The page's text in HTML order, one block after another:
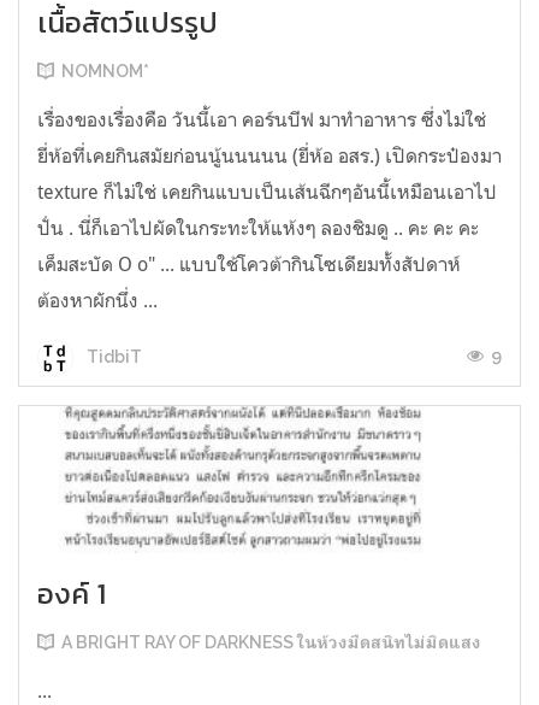
เนื้อสัตว์แปรรูป
NOMNOM*
เรื่องของเรื่องคือ วันนี้เอา คอร์นบีฟ มาทำอาหาร ซึ่งไม่ใช่
ยี่ห้อที่เคยกินสมัยก่อนนู้นนนนน (ยี่ห้อ อสร.) เปิดกระป๋องมา
texture ก็ไม่ใช่ เคยกินแบบเป็นเส้นฉีกๆอันนี้เหมือนเอาไป
ปั่น . นี่ก็เอาไปผัดในกระทะให้แห้งๆ ลองชิมดู .. คะ คะ คะ
เค็มสะบัด O o" ... แบบใช้โควต้ากินโซเดียมทั้งสัปดาห์
ต้องหาผักนึ่ง ...
TidbiT 9
องค์ 1
A BRIGHT RAY OF DARKNESS ในห้วงมืดสนิทไม่มิดแสง
...